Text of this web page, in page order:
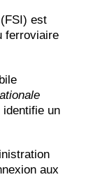
est
ferroviaire
un
aux